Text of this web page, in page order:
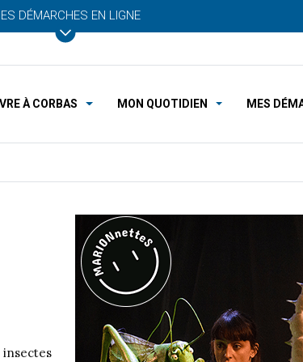
DÉMARCHES EN LIGNE
À CORBAS MON QUOTIDIEN MES